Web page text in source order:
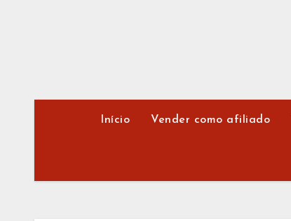
Início Vender como afiliado